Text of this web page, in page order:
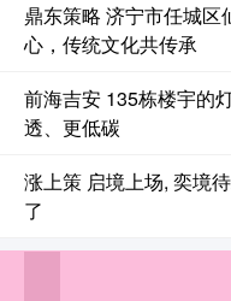
鼎东策略 济宁市任城
心，传统文化共传承
前海吉安 135栋楼宇的
透、更低碳
涨上策 启境上场, 奕境
了